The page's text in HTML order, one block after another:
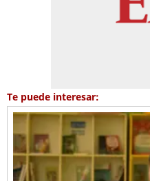
Te puede interesar: